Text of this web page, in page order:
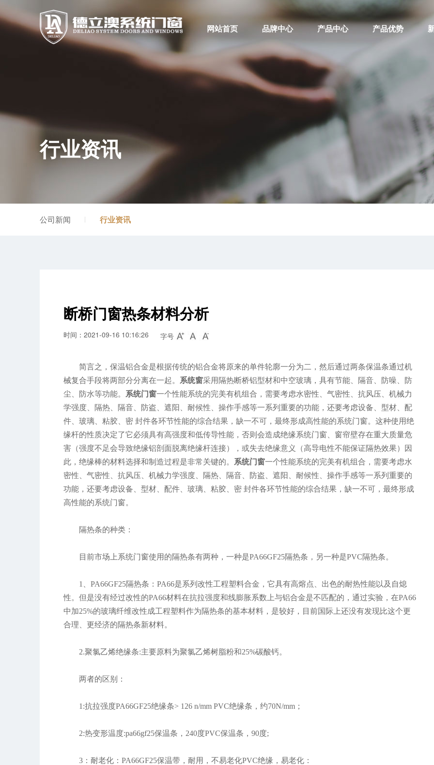
网站首页 品牌中心 产品中心 产品优势
行业资讯
公司新闻 行业资讯
断桥门窗热条材料分析
时间：2021-09-16 10:16:26 字号
简言之，保温铝合金是根据传统的铝合金将原来的单件轮廓一分为二，然后通过两条保温条通过机
械复合手段将两部分分离在一起。 系统窗采用隔热断桥铝型材和中空玻璃，具有节能、隔音、防噪、防
尘、防水等功能。 系统门窗一个性能系统的完美有机组合，需要考虑水密性、气密性、抗风压、机械力
学强度、隔热、隔音、防盗、遮阳、耐候性、操作手感等一系列重要的功能，还要考虑设备、型材、配
件、玻璃、粘胶、密 封件各环节性能的综合结果，缺一不可，最终形成高性能的系统门窗。这种使用绝
缘杆的性质决定了它必须具有高强度和低传导性能，否则会造成绝缘系统门窗、窗帘壁存在重大质量危
害（强度不足会导致绝缘铝剖面脱离绝缘杆连接），或失去绝缘意义（高导电性不能保证隔热效果）因
此，绝缘棒的材料选择和制造过程是非常关键的。 系统门窗一个性能系统的完美有机组合，需要考虑水
密性、气密性、抗风压、机械力学强度、隔热、隔音、防盗、遮阳、耐候性、操作手感等一系列重要的
功能，还要考虑设备、型材、配件、玻璃、粘胶、密 封件各环节性能的综合结果，缺一不可，最终形成
高性能的系统门窗。
隔热条的种类：
目前市场上系统门窗使用的隔热条有两种，一种是PA66GF25隔热条，另一种是PVC隔热条。
1、PA66GF25隔热条：PA66是系列改性工程塑料合金，它具有高熔点、出色的耐热性能以及自熄
性。但是没有经过改性的PA66材料在抗拉强度和线膨胀系数上与铝合金是不匹配的，通过实验，在PA66
中加25%的玻璃纤维改性成工程塑料作为隔热条的基本材料，是较好，目前国际上还没有发现比这个更
合理、更经济的隔热条新材料。
2.聚氯乙烯绝缘条:主要原料为聚氯乙烯树脂粉和25%碳酸钙。
两者的区别：
1:抗拉强度PA66GF25绝缘条> 126 n/mm PVC绝缘条，约70N/mm；
2:热变形温度:pa66gf25保温条，240度PVC保温条，90度;
3：耐老化：PA66GF25保温带，耐用，不易老化PVC绝缘，易老化：